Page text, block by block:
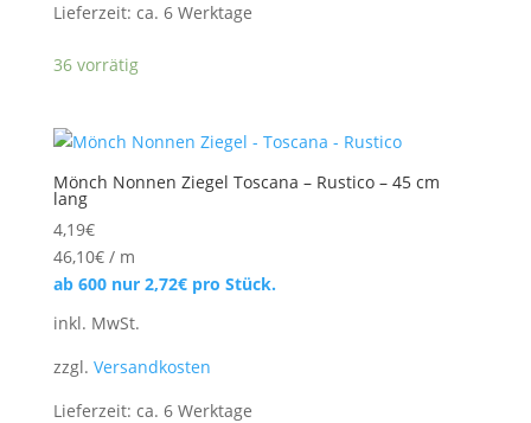
Lieferzeit: ca. 6 Werktage
36 vorrätig
Mönch Nonnen Ziegel Toscana – Rustico – 45 cm
lang
4,19€
46,10€/ m
ab 600 nur 2,72€pro Stück.
inkl. MwSt.
zzgl. Versandkosten
Lieferzeit: ca. 6 Werktage